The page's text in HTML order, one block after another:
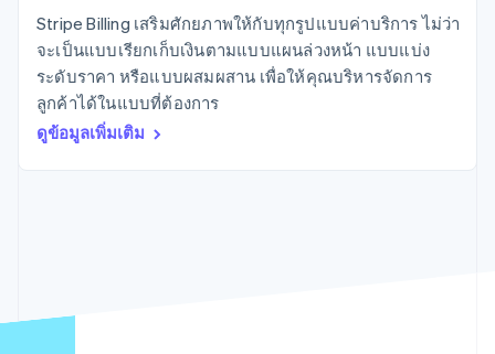
Data
Pipeline
การซิงค์
ข้อมูล
Atlas
แวดวงครีเอเตอร์
เกม
การบริการ การเดินทาง
และสันทนาการ
ประกันภัย
สื่อและความบันเทิง
องค์กรไม่แสวงผลกำไร
ภาครัฐ
การเชื่อมต่อการทำงาน
แอป
ตัวอย่างโค้ด
บล็อกของนักพัฒนา
สถานะ API
การติดต่อ
ติดต่อฝ่ายขาย
สมัครเป็นพาร์ทเนอร์
Stripe Billing เสริมศักยภาพให้กับทุกรูปแบบค่าบริการ ไม่ว่า
จะเป็นแบบเรียกเก็บเงินตามแบบแผนล่วงหน้า แบบแบ่ง
ระดับราคา หรือแบบผสมผสาน เพื่อให้คุณบริหารจัดการ
ลูกค้าได้ในแบบที่ต้องการ
ดูข้อมูลเพิ่มเติม